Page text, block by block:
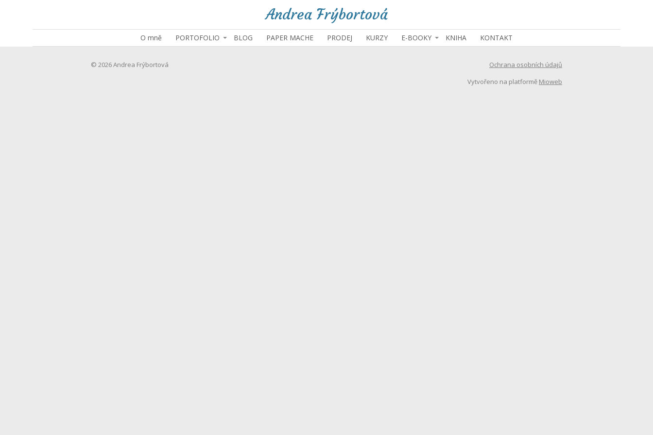
Andrea Frýbortová
O mně PORTOFOLIO BLOG PAPER MACHE PRODEJ KURZY E-BOOKY KNIHA KONTAKT
Ochrana osobních údajů
© 2026 Andrea Frýbortová
Vytvořeno na platformě Mioweb